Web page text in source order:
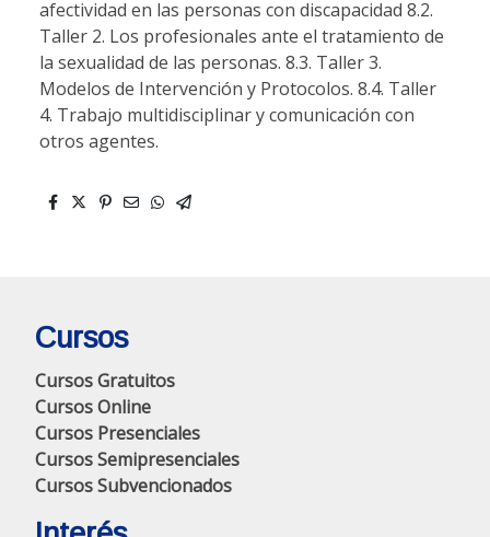
afectividad en las personas con discapacidad 8.2.
Taller 2. Los profesionales ante el tratamiento de
la sexualidad de las personas. 8.3. Taller 3.
Modelos de Intervención y Protocolos. 8.4. Taller
4. Trabajo multidisciplinar y comunicación con
otros agentes.
Cursos
Cursos Gratuitos
Cursos Online
Cursos Presenciales
Cursos Semipresenciales
Cursos Subvencionados